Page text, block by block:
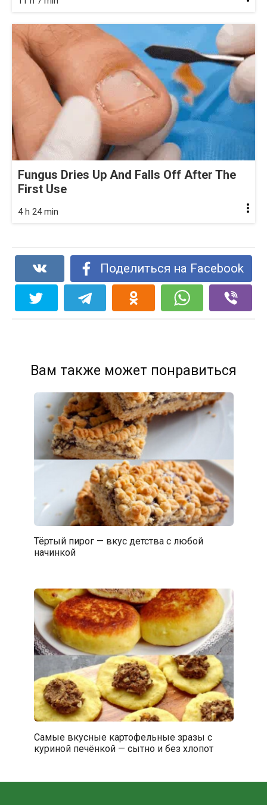
Fungus Dries Up And Falls Off After The
First Use
4 h 24 min
Поделиться на Facebook
Вам также может понравиться
Тёртый пирог — вкус детства с любой
начинкой
Самые вкусные картофельные зразы с
куриной печёнкой — сытно и без хлопот